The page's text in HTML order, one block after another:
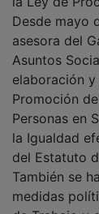
Desde mayo
asesora del
Asuntos
elaboración
Promoción
Personas en
la Igualdad
del Estatuto
También se
medidas
de Trabajo y